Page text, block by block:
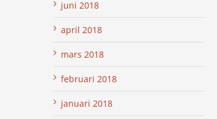
juni 2018
april 2018
mars 2018
februari 2018
januari 2018